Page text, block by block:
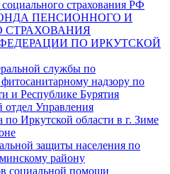
страхования РФ
ПЕНСИОННОГО И
СТРАХОВАНИЯ
ПО ИРКУТСКОЙ
службы по
надзору по
и Республике Бурятия
отдел Управления
по Иркутской области в г. Зиме
защиты населения по
району
социальной помощи